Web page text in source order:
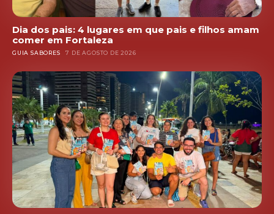
Dia dos pais: 4 lugares em que pais e filhos amam
comer em Fortaleza
GUIA SABORES 7 DE AGOSTO DE 2026